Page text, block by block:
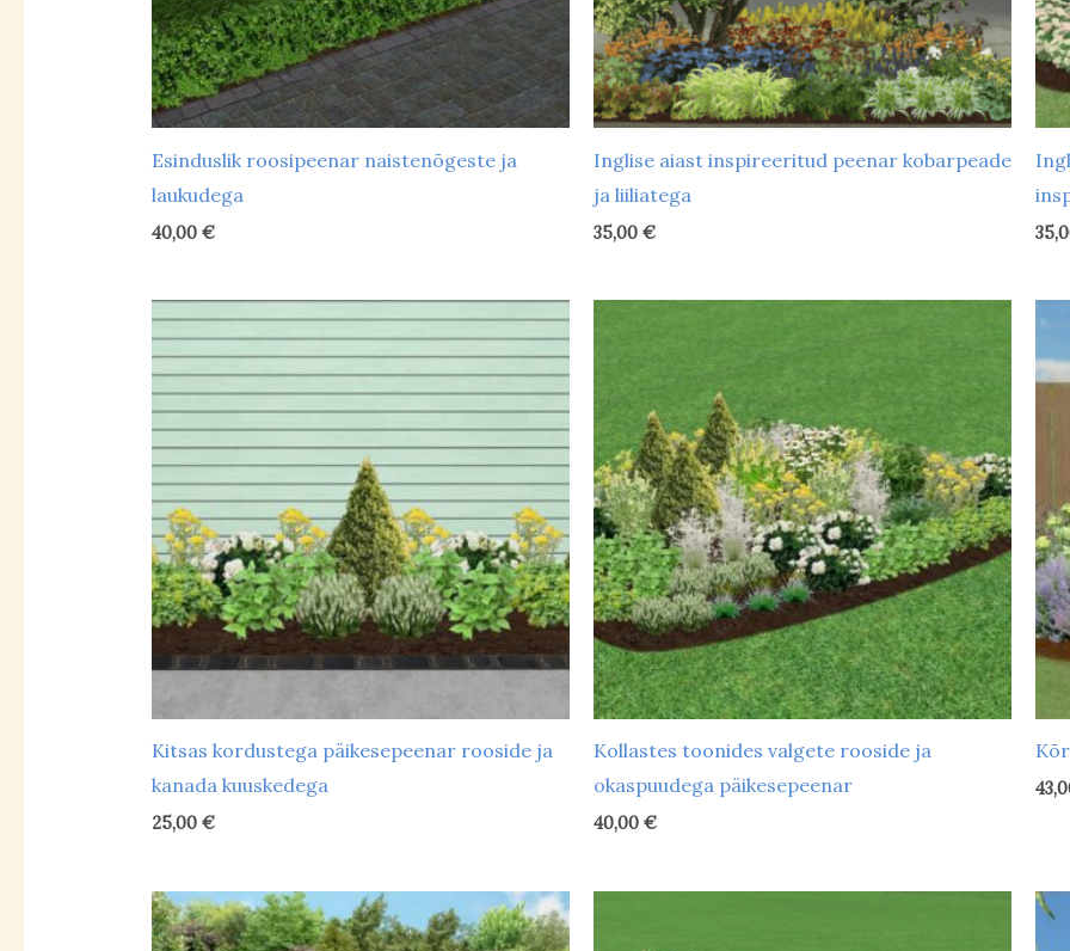
kuiv(14)
niiske(6)
parasniiske (37)
aluseline(5)
happeline(6)
neutraalne(40)
Põhivärvid
valge/hõbedane peenar(1)
Esinduslik roosipeenar naistenõgeste ja
laukudega
40,00 €
Inglise aiast inspireeritud peenar kobarpeade
ja liiliatega
35,00 €
Kitsas kordustega päikesepeenar rooside ja
kanada kuuskedega
25,00 €
Kollastes toonides valgete rooside ja
okaspuudega päikesepeenar
40,00 €